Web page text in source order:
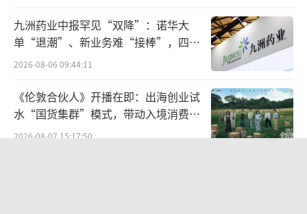
二款九价HPV疫苗，定价仅为进口疫苗的四成
左右。此前，业内一度期待馨可宁9可以接棒二
价HPV疫苗“馨可宁”，但年报中，万泰生物
方面表示，九价HPV疫苗虽已成功上市，但尚
处市场准入阶段，暂未形成规模化利润贡献，
难以有效对冲二价HPV疫苗库存处置及政府采
九洲药业中报罕见“双降”：诺华大
单“退潮”、新业务难“接棒”，四大
难关待闯
2026-08-06 09:44:11
《伦敦合伙人》开播在即：出海创业试
水“国货集群”模式，带动入境消费反
向种草
2026-08-07 15:17:50